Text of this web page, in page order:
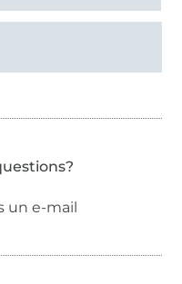
un e-mail